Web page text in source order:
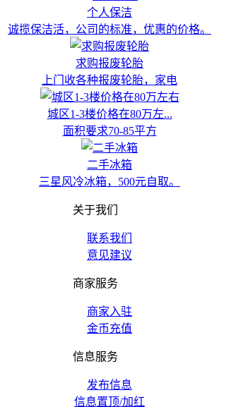
个人保洁
诚揽保洁活，公司的标准，优惠的价格。
求购报废轮胎
上门收各种报废轮胎，家电
城区1-3楼价格在80万左...
面积要求70-85平方
二手冰箱
三星风冷冰箱，500元自取。
关于我们
联系我们
意见建议
商家服务
商家入驻
金币充值
信息服务
发布信息
信息置顶/加红